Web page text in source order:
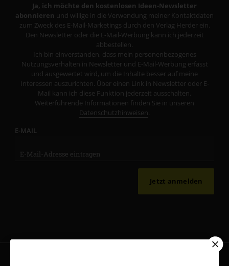
Ja, ich möchte den kostenlosen Ideen-Newsletter
abonnieren und willige in die Verwendung meiner Kontaktdaten
zum Zweck des E-Mail-Marketings durch den Verlag Herder ein.
Den Newsletter oder die E-Mail-Werbung kann ich jederzeit
abbestellen.
Ich bin einverstanden, dass mein personenbezogenes
Nutzungsverhalten in Newsletter und E-Mail-Werbung erfasst
und ausgewertet wird, um die Inhalte besser auf meine
Interessen auszurichten. Über einen Link in Newsletter oder E-
Mail kann ich diese Funktion jederzeit ausschalten.
Weiterführende Informationen finden Sie in unseren
Datenschutzhinweisen.
E-MAIL
Jetzt anmelden